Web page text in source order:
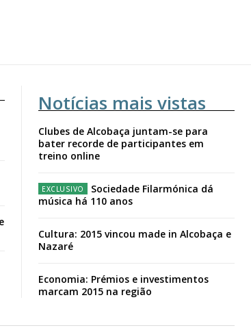
Notícias mais vistas
Clubes de Alcobaça juntam-se para
bater recorde de participantes em
treino online
Sociedade Filarmónica dá
música há 110 anos
Cultura: 2015 vincou made in Alcobaça e
Nazaré
Economia: Prémios e investimentos
marcam 2015 na região